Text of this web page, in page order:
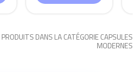
DANS LA CATÉGORIE CAPSULES
MODERNES